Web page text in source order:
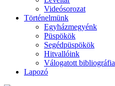
Videósorozat
Történelmünk
Egyházmegyénk
Püspökök
Segédpüspökök
Hitvallóink
Válogatott bibliográfia
Lapozó